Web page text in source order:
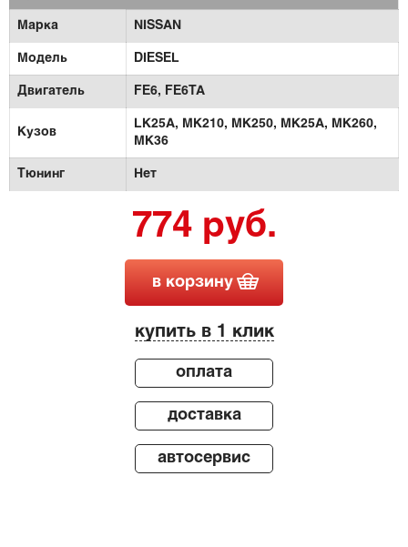
Марка NISSAN
Модель DIESEL
Двигатель FE6, FE6TA
Кузов
LK25A, MK210, MK250, MK25A,
MK260,
MK36
Тюнинг Нет
774 руб.
в корзину
купить в 1 клик
оплата
доставка
автосервис